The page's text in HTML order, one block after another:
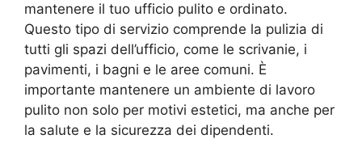
mantenere il tuo ufficio pulito e ordinato.
Questo tipo di servizio comprende la pulizia di
tutti gli spazi dell’ufficio, come le scrivanie, i
pavimenti, i bagni e le aree comuni. È
importante mantenere un ambiente di lavoro
pulito non solo per motivi estetici, ma anche per
la salute e la sicurezza dei dipendenti.